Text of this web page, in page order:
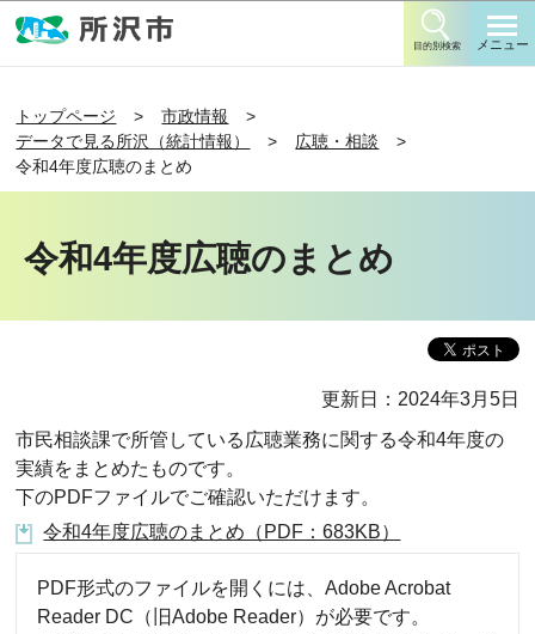
目的別検索 メニュー
トップページ
市政情報
データで見る所沢（統計情報）
広聴・相談
令和4年度広聴のまとめ
令和4年度広聴のまとめ
更新日：2024年3月5日
市民相談課で所管している広聴業務に関する令和4年度の
実績をまとめたものです。
下のPDFファイルでご確認いただけます。
令和4年度広聴のまとめ（PDF：683KB）
PDF形式のファイルを開くには、Adobe Acrobat
Reader DC（旧Adobe Reader）が必要です。